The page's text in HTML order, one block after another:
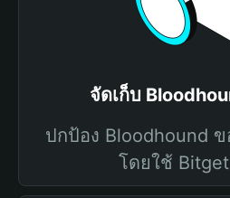
จัดเก็บ
ปกป้อง Bloodhound
โดยใช้